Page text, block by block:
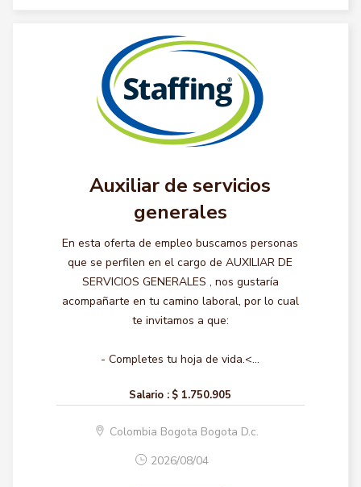
Auxiliar de servicios
generales
En esta oferta de empleo buscamos personas
que se perfilen en el cargo de AUXILIAR DE
SERVICIOS GENERALES , nos gustaría
acompañarte en tu camino laboral, por lo cual
te invitamos a que:
- Completes tu hoja de vida.<...
Salario : $ 1.750.905
Colombia Bogota Bogota D.c.
2026/08/04